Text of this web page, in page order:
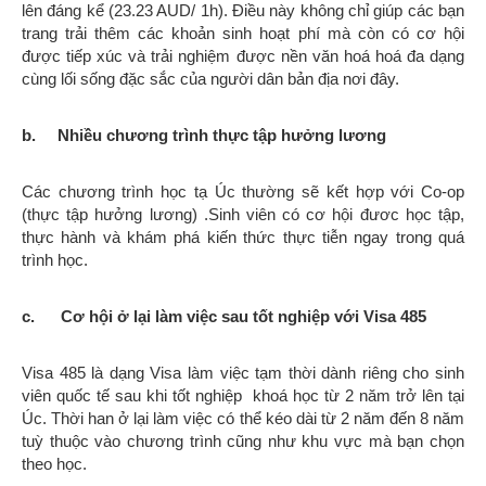
lên đáng kể (23.23 AUD/ 1h). Điều này không chỉ giúp các bạn
trang trải thêm các khoản sinh hoạt phí mà còn có cơ hội
được tiếp xúc và trải nghiệm được nền văn hoá hoá đa dạng
cùng lối sống đặc sắc của người dân bản địa nơi đây.
b. Nhiều chương trình thực tập hưởng lương
Các chương trình học tạ Úc thường sẽ kết hợp với Co-op
(thực tập hưởng lương) .Sinh viên có cơ hội đươc học tập,
thực hành và khám phá kiến thức thực tiễn ngay trong quá
trình học.
c. Cơ hội ở lại làm việc sau tốt nghiệp với Visa 485
Visa 485 là dạng Visa làm việc tạm thời dành riêng cho sinh
viên quốc tế sau khi tốt nghiệp khoá học từ 2 năm trở lên tại
Úc. Thời han ở lại làm việc có thể kéo dài từ 2 năm đến 8 năm
tuỳ thuộc vào chương trình cũng như khu vực mà bạn chọn
theo học.